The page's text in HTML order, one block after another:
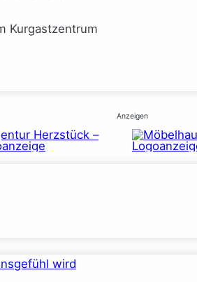
Kurgastzentrum
Anzeigen